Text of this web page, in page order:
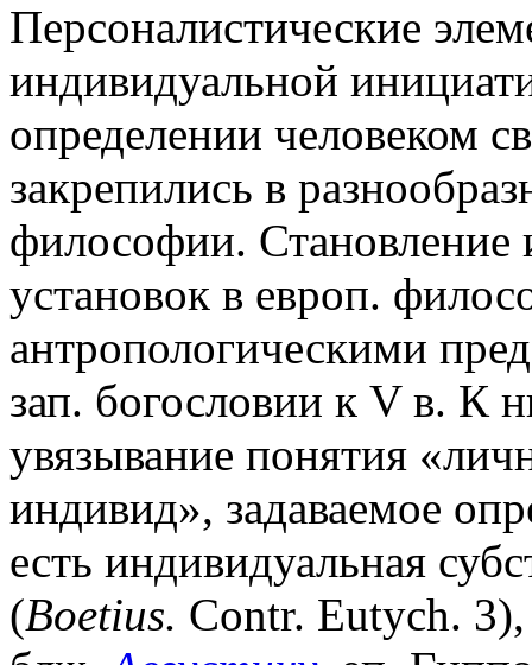
Персоналистические
индивидуальной
определении человеком
закрепились в
философии. Становление
установок в европ.
антропологическими
зап. богословии к V в. К
увязывание понятия
индивид», задаваемое
есть индивидуальная
(Boetius. Contr. Eutych.